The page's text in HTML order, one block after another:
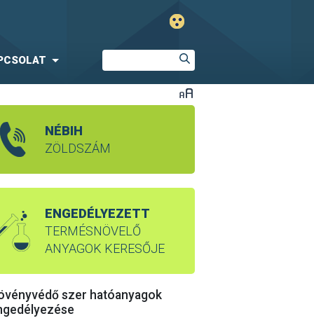
NÉBIH
ZÖLDSZÁM
ENGEDÉLYEZETT
TERMÉSNÖVELŐ
ANYAGOK KERESŐJE
szer hatóanyagok